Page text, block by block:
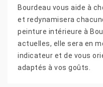
Bourdeau vous aide à
et redynamisera
peinture intérieure à
actuelles, elle sera en
indicateur et de vous
adaptés à vos goûts.